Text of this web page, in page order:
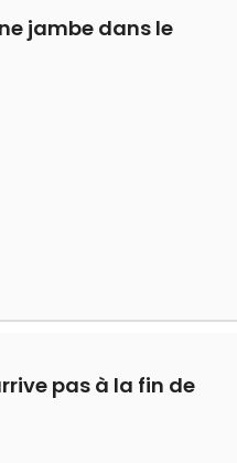
jambe dans le
pas à la fin de